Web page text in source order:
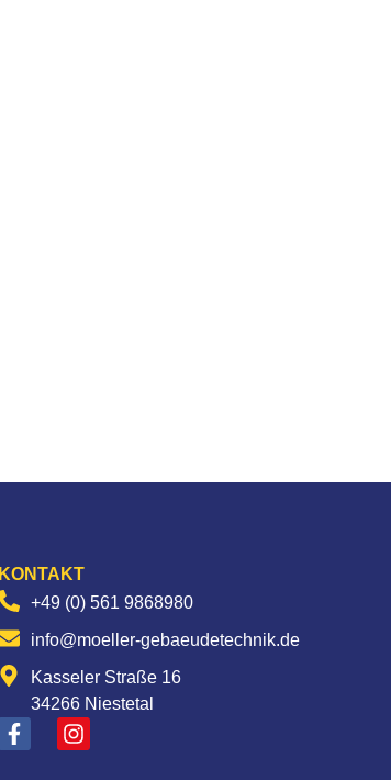
KONTAKT
+49 (0) 561 9868980
info@moeller-gebaeudetechnik.de
Kasseler Straße 16
34266 Niestetal